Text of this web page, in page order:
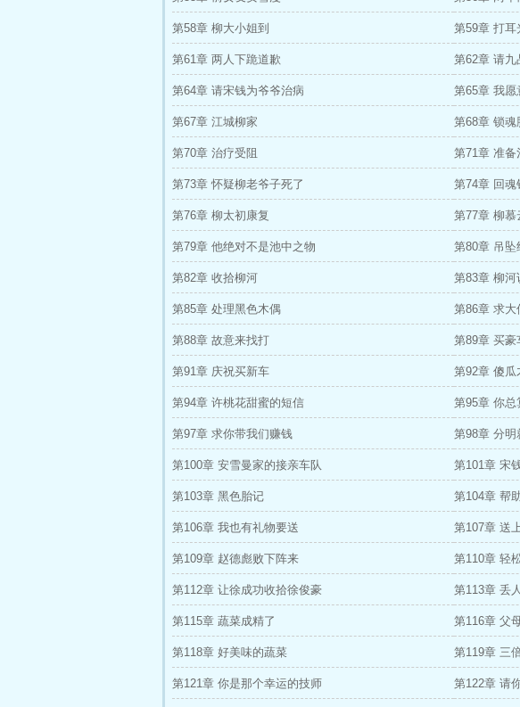
第58章 柳大小姐到 第59章 打耳
第61章 两人下跪道歉 第62章 请九
第64章 请宋钱为爷爷治病 第65章 我愿
第67章 江城柳家 第68章 锁魂
第70章 治疗受阻 第71章 准备
第73章 怀疑柳老爷子死了 第74章 回魂
第76章 柳太初康复 第77章 柳慕
第79章 他绝对不是池中之物 第80章 吊坠
第82章 收拾柳河 第83章 柳河
第85章 处理黑色木偶 第86章 求大
第88章 故意来找打 第89章 买豪
第91章 庆祝买新车 第92章 傻瓜
第94章 许桃花甜蜜的短信 第95章 你总
第97章 求你带我们赚钱 第98章 分明
第100章 安雪曼家的接亲车队 第101章 宋
第103章 黑色胎记 第104章 帮
第106章 我也有礼物要送 第107章 送
第109章 赵德彪败下阵来 第110章 轻
第112章 让徐成功收拾徐俊豪 第113章 丢
第115章 蔬菜成精了 第116章 父
第118章 好美味的蔬菜 第119章 三
第121章 你是那个幸运的技师 第122章 请